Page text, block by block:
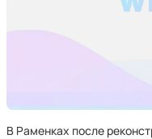
В Раменках после